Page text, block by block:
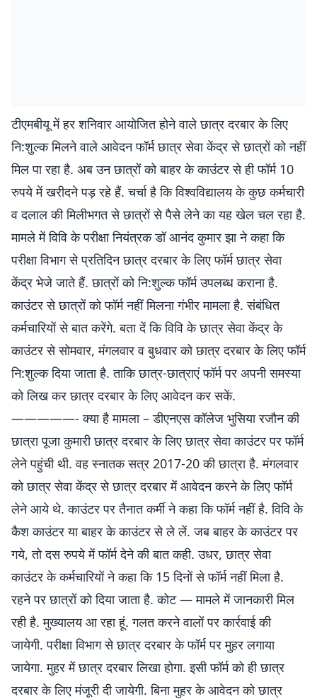
टीएमबीयू में हर शनिवार आयोजित होने वाले छात्र दरबार के लिए
नि:शुल्क मिलने वाले आवेदन फॉर्म छात्र सेवा केंद्र से छात्रों को नहीं
मिल पा रहा है. अब उन छात्रों को बाहर के काउंटर से ही फॉर्म 10
रुपये में खरीदने पड़ रहे हैं. चर्चा है कि विश्वविद्यालय के कुछ कर्मचारी
व दलाल की मिलीभगत से छात्रों से पैसे लेने का यह खेल चल रहा है.
मामले में विवि के परीक्षा नियंत्रक डॉ आनंद कुमार झा ने कहा कि
परीक्षा विभाग से प्रतिदिन छात्र दरबार के लिए फॉर्म छात्र सेवा
केंद्र भेजे जाते हैं. छात्रों को नि:शुल्क फॉर्म उपलब्ध कराना है.
काउंटर से छात्रों को फॉर्म नहीं मिलना गंभीर मामला है. संबंधित
कर्मचारियों से बात करेंगे. बता दें कि विवि के छात्र सेवा केंद्र के
काउंटर से सोमवार, मंगलवार व बुधवार को छात्र दरबार के लिए फॉर्म
नि:शुल्क दिया जाता है. ताकि छात्र-छात्राएं फॉर्म पर अपनी समस्या
को लिख कर छात्र दरबार के लिए आवेदन कर सकें.
—————- क्या है मामला – डीएनएस कॉलेज भुसिया रजौन की
छात्रा पूजा कुमारी छात्र दरबार के लिए छात्र सेवा काउंटर पर फॉर्म
लेने पहुंची थी. वह स्नातक सत्र 2017-20 की छात्रा है. मंगलवार
को छात्र सेवा केंद्र से छात्र दरबार में आवेदन करने के लिए फॉर्म
लेने आये थे. काउंटर पर तैनात कर्मी ने कहा कि फॉर्म नहीं है. विवि के
कैश काउंटर या बाहर के काउंटर से ले लें. जब बाहर के काउंटर पर
गये, तो दस रुपये में फॉर्म देने की बात कही. उधर, छात्र सेवा
काउंटर के कर्मचारियों ने कहा कि 15 दिनों से फॉर्म नहीं मिला है.
रहने पर छात्रों को दिया जाता है. कोट — मामले में जानकारी मिल
रही है. मुख्यालय आ रहा हूं. गलत करने वालों पर कार्रवाई की
जायेगी. परीक्षा विभाग से छात्र दरबार के फॉर्म पर मुहर लगाया
जायेगा. मुहर में छात्र दरबार लिखा होगा. इसी फॉर्म को ही छात्र
दरबार के लिए मंजूरी दी जायेगी. बिना मुहर के आवेदन को छात्र